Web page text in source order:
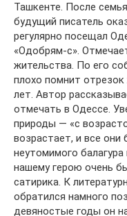
Ташкенте. После
будущий писатель
регулярно посещал
«Одобрям-с».
жительства. По его
плохо помнит
лет. Автор
отмечать в Одессе.
природы — «с
возрастает, и все они
неутомимого
нашему герою очень
сатирика. К
обратился намного
девяностые годы он